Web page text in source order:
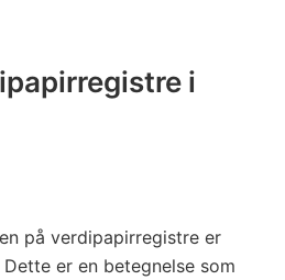
i
på verdipapirregistre er
er en betegnelse som